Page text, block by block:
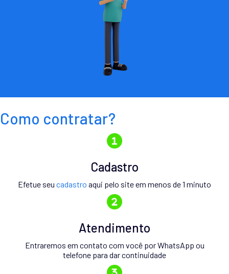
Como contratar?
Cadastro
Efetue seu cadastro aqui pelo site em menos de 1 minuto
Atendimento
Entraremos em contato com você por WhatsApp ou
telefone para dar continuidade